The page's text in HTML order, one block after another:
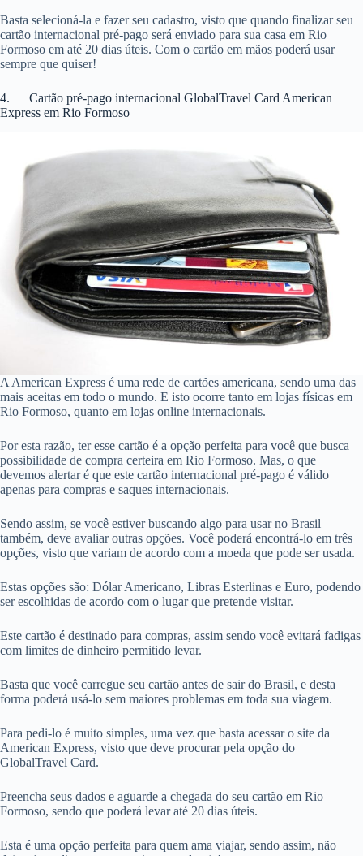
Basta selecioná-la e fazer seu cadastro, visto que quando finalizar seu
cartão internacional pré-pago será enviado para sua casa em Rio
Formoso em até 20 dias úteis. Com o cartão em mãos poderá usar
sempre que quiser!
4. Cartão pré-pago internacional GlobalTravel Card American
Express em Rio Formoso
A American Express é uma rede de cartões americana, sendo uma das
mais aceitas em todo o mundo. E isto ocorre tanto em lojas físicas em
Rio Formoso, quanto em lojas online internacionais.
Por esta razão, ter esse cartão é a opção perfeita para você que busca
possibilidade de compra certeira em Rio Formoso. Mas, o que
devemos alertar é que este cartão internacional pré-pago é válido
apenas para compras e saques internacionais.
Sendo assim, se você estiver buscando algo para usar no Brasil
também, deve avaliar outras opções. Você poderá encontrá-lo em três
opções, visto que variam de acordo com a moeda que pode ser usada.
Estas opções são: Dólar Americano, Libras Esterlinas e Euro, podendo
ser escolhidas de acordo com o lugar que pretende visitar.
Este cartão é destinado para compras, assim sendo você evitará fadigas
com limites de dinheiro permitido levar.
Basta que você carregue seu cartão antes de sair do Brasil, e desta
forma poderá usá-lo sem maiores problemas em toda sua viagem.
Para pedi-lo é muito simples, uma vez que basta acessar o site da
American Express, visto que deve procurar pela opção do
GlobalTravel Card.
Preencha seus dados e aguarde a chegada do seu cartão em Rio
Formoso, sendo que poderá levar até 20 dias úteis.
Esta é uma opção perfeita para quem ama viajar, sendo assim, não